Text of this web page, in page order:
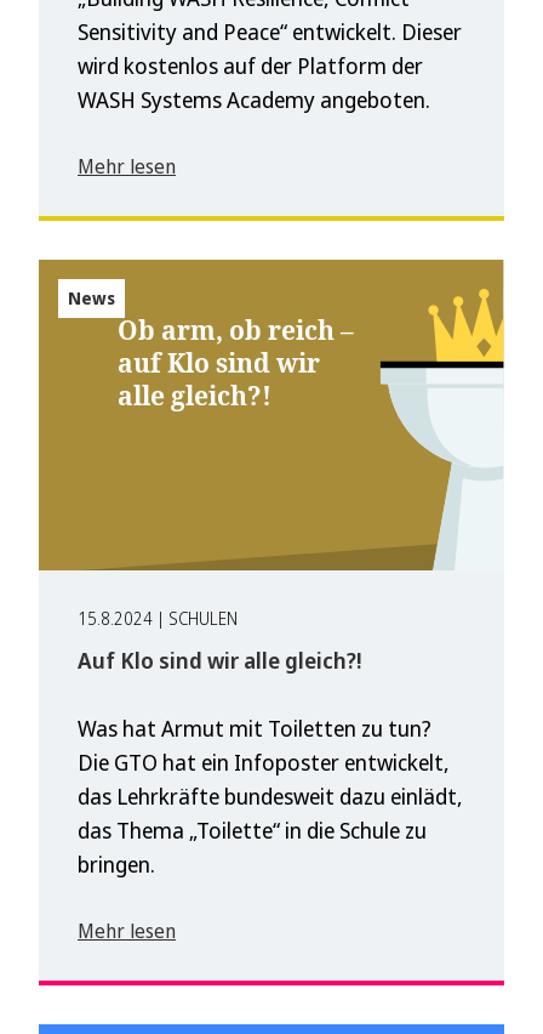
Sensitivity and Peace“ entwickelt. Dieser
wird kostenlos auf der Platform der
WASH Systems Academy angeboten.
Mehr lesen
News
15.8.2024 | SCHULEN
Auf Klo sind wir alle gleich?!
Was hat Armut mit Toiletten zu tun?
Die GTO hat ein Infoposter entwickelt,
das Lehrkräfte bundesweit dazu einlädt,
das Thema „Toilette“ in die Schule zu
bringen.
Mehr lesen